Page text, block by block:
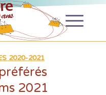
2020-2021
2021